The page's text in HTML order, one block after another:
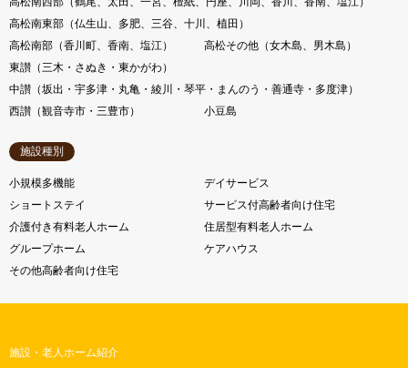
高松南東部（仏生山、多肥、三谷、十川、植田）
高松南部（香川町、香南、塩江）
高松その他（女木島、男木島）
東讃（三木・さぬき・東かがわ）
中讃（坂出・宇多津・丸亀・綾川・琴平・まんのう・善通寺・多度津）
西讃（観音寺市・三豊市）
小豆島
施設種別
小規模多機能
デイサービス
ショートステイ
サービス付高齢者向け住宅
介護付き有料老人ホーム
住居型有料老人ホーム
グループホーム
ケアハウス
その他高齢者向け住宅
施設・老人ホーム紹介